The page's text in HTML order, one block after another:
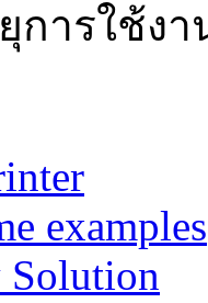
ารใช้ง
examples
Solution